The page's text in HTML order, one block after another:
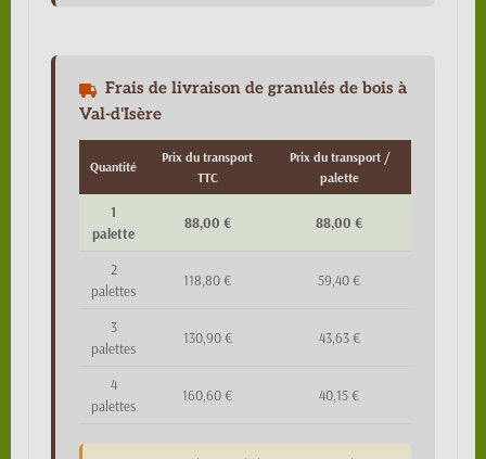
Frais de livraison de granulés de bois à
Val-d'Isère
Quantité
Prix du transport
TTC
Prix du transport /
palette
1
palette
88,00 € 88,00 €
2
palettes
118,80 € 59,40 €
3
palettes
130,90 € 43,63 €
4
palettes
160,60 € 40,15 €